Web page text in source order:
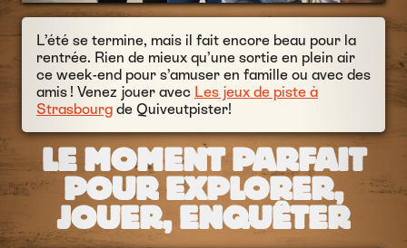
L’été se termine, mais il fait encore beau pour la
rentrée. Rien de mieux qu’une sortie en plein air
ce week-end pour s’amuser en famille ou avec des
amis ! Venez jouer avec Les jeux de piste à
Strasbourg de Quiveutpister!
LE MOMENT PARFAIT
POUR EXPLORER,
JOUER, ENQUÊTER